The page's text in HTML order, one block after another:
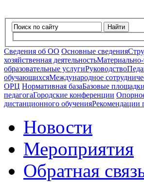
Найти
Сведения об ОО Основные сведения
хозяйственная деятельностьМатериально-
образовательные услугиРуководство
обучающихсяМеждународное
ОРЦ Нормативная базаБазовые площадки
педагогаГородские конференции
дистанционного обученияРекомендации
Новости
Мероприятия
Обратная